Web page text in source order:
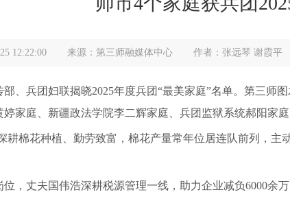
12:22:00 来源：第三师融媒体中心 作者：张远琴 谢霞平
兵团妇联揭晓2025年度兵团“最美家庭”名单。第三师
家庭、新疆政法学院李二辉家庭、兵团监狱系统郝阳家庭
棉花种植、勤劳致富，棉花产量常年位居连队前列，主
丈夫国伟浩深耕税源管理一线，助力企业减负6000余